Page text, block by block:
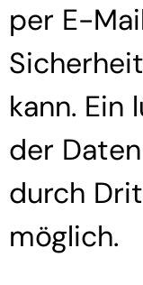
per E-
kann. Ein
der
durch
möglich.